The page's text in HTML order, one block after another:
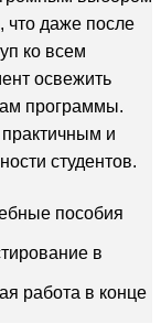
что даже после
ко всем
освежить
программы.
и
студентов.
пособия
в
работа в конце